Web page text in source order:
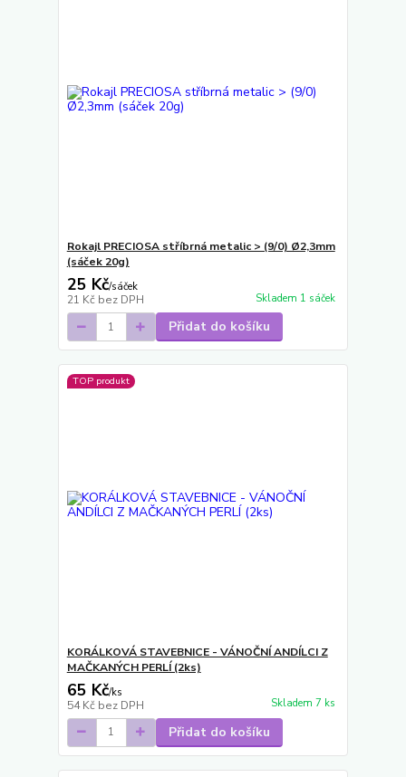
Rokajl PRECIOSA stříbrná metalic > (9/0) Ø2,3mm
(sáček 20g)
25 Kč/sáček
21 Kč bez DPH Skladem 1 sáček
Přidat do košíku
TOP produkt
KORÁLKOVÁ STAVEBNICE - VÁNOČNÍ ANDÍLCI Z
MAČKANÝCH PERLÍ (2ks)
65 Kč/ks
54 Kč bez DPH Skladem 7 ks
Přidat do košíku